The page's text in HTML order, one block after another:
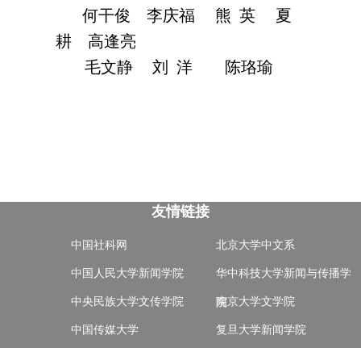
何干俊
李庆福 熊 英
夏
耕
高逢亮
毛文静
刘 洋 陈珞瑜
友情链接
中国社科网 北京大学中文系
中国人民大学新闻学院 华中科技大学新闻与传播学
院
中央民族大学文传学院 南京大学文学院
中国传媒大学 复旦大学新闻学院